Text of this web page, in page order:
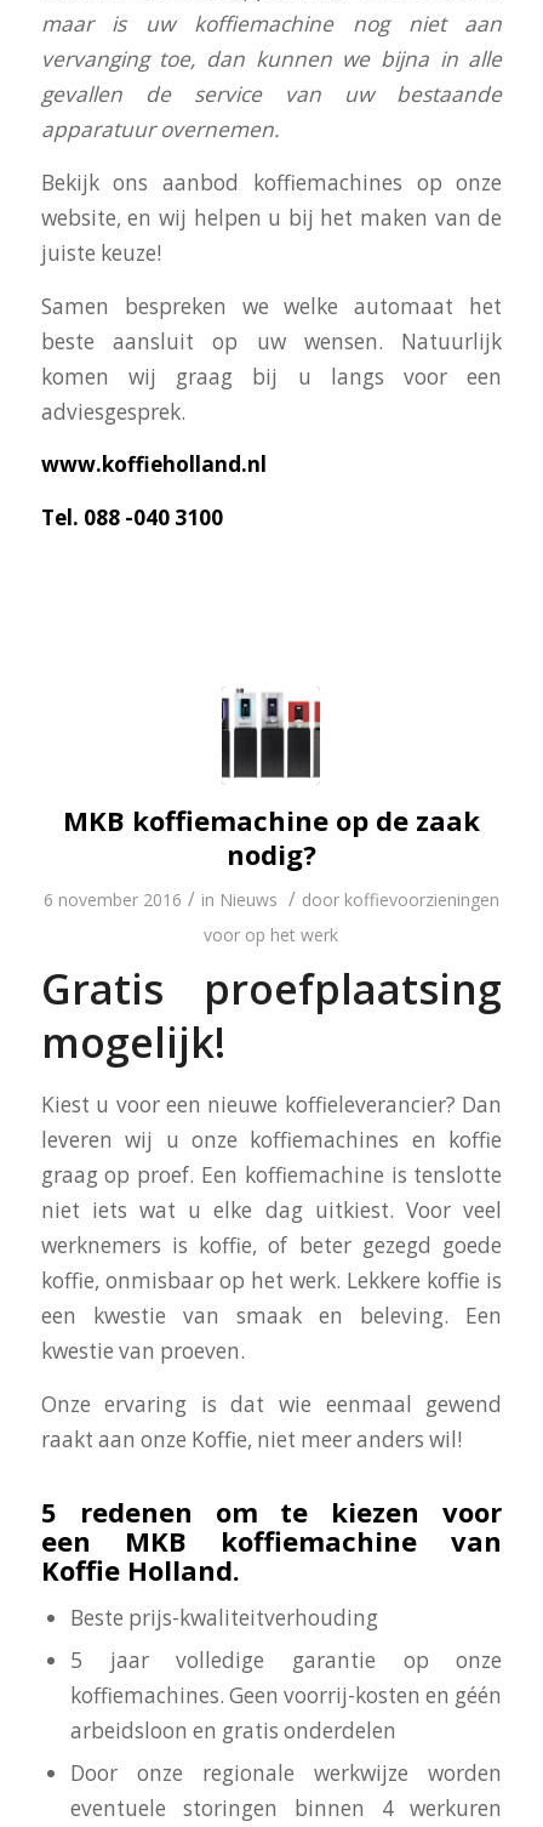
maar is uw koffiemachine nog niet aan
vervanging toe, dan kunnen we bijna in alle
gevallen de service van uw bestaande
apparatuur overnemen.
Bekijk ons aanbod koffiemachines op onze
website, en wij helpen u bij het maken van de
juiste keuze!
Samen bespreken we welke automaat het
beste aansluit op uw wensen. Natuurlijk
komen wij graag bij u langs voor een
adviesgesprek.
www.koffieholland.nl
Tel. 088 -040 3100
MKB koffiemachine op de zaak
nodig?
6 november 2016 / in Nieuws / door koffievoorzieningen
voor op het werk
Gratis proefplaatsing
mogelijk!
Kiest u voor een nieuwe koffieleverancier? Dan
leveren wij u onze koffiemachines en koffie
graag op proef. Een koffiemachine is tenslotte
niet iets wat u elke dag uitkiest. Voor veel
werknemers is koffie, of beter gezegd goede
koffie, onmisbaar op het werk. Lekkere koffie is
een kwestie van smaak en beleving. Een
kwestie van proeven.
Onze ervaring is dat wie eenmaal gewend
raakt aan onze Koffie, niet meer anders wil!
5 redenen om te kiezen voor
een MKB koffiemachine van
Koffie Holland.
Beste prijs-kwaliteitverhouding
5 jaar volledige garantie op onze
koffiemachines. Geen voorrij-kosten en géén
arbeidsloon en gratis onderdelen
Door onze regionale werkwijze worden
eventuele storingen binnen 4 werkuren